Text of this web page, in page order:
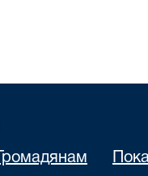
Громадянам